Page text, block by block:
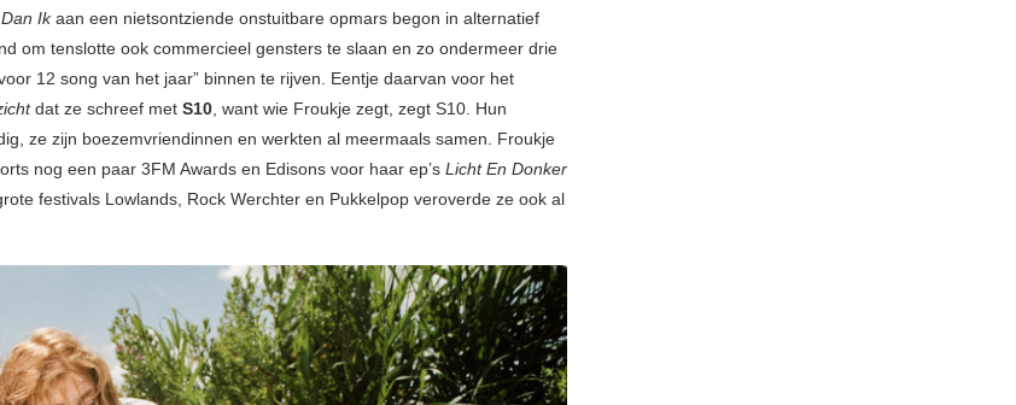
Ikaan een nietsontziende onstuitbare opmars begon in alternatief
om tenslotte ook commercieel gensters te slaan en zo ondermeer drie
12 song van het jaar” binnen te rijven. Eentje daarvan voor het
dat ze schreef met S10, want wie Froukje zegt, zegt S10. Hun
ze zijn boezemvriendinnen en werkten al meermaals samen. Froukje
nog een paar 3FM Awards en Edisons voor haar ep’s Licht En Donker
festivals Lowlands, Rock Werchter en Pukkelpop veroverde ze ook al